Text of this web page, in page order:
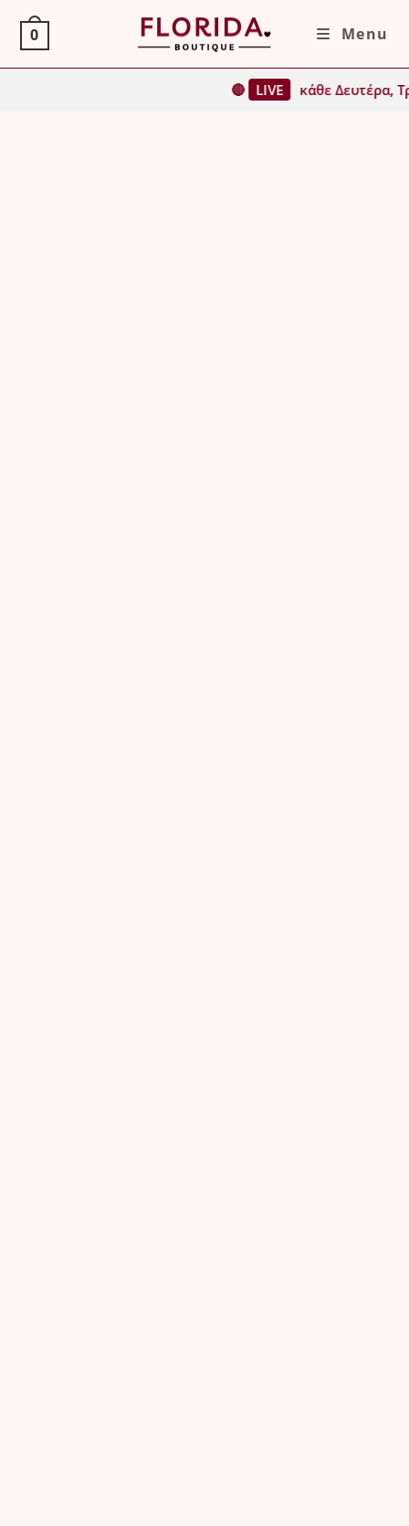
content
0 Menu
LIVE κάθε Δευτέρα,